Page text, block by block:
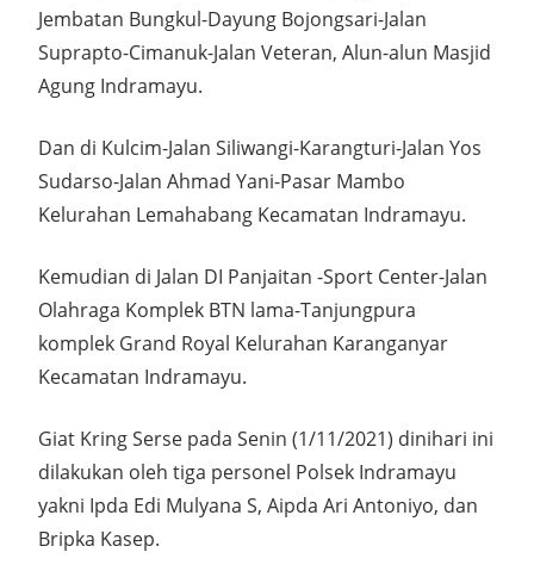
Jembatan Bungkul-Dayung Bojongsari-Jalan
Suprapto-Cimanuk-Jalan Veteran, Alun-alun Masjid
Agung Indramayu.
Dan di Kulcim-Jalan Siliwangi-Karangturi-Jalan Yos
Sudarso-Jalan Ahmad Yani-Pasar Mambo
Kelurahan Lemahabang Kecamatan Indramayu.
Kemudian di Jalan DI Panjaitan -Sport Center-Jalan
Olahraga Komplek BTN lama-Tanjungpura
komplek Grand Royal Kelurahan Karanganyar
Kecamatan Indramayu.
Giat Kring Serse pada Senin (1/11/2021) dinihari ini
dilakukan oleh tiga personel Polsek Indramayu
yakni Ipda Edi Mulyana S, Aipda Ari Antoniyo, dan
Bripka Kasep.